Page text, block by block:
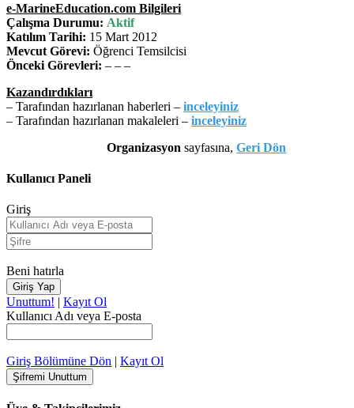
e-MarineEducation.com Bilgileri
Çalışma Durumu: Aktif
Katılım Tarihi: 15 Mart 2012
Mevcut Görevi: Öğrenci Temsilcisi
Önceki Görevleri: – – –
Kazandırdıkları
– Tarafından hazırlanan haberleri – inceleyiniz
– Tarafından hazırlanan makaleleri – inceleyiniz
Organizasyon sayfasına, Geri Dön
Kullanıcı Paneli
Giriş
Beni hatırla
Unuttum! | Kayıt Ol
Kullanıcı Adı veya E-posta
Giriş Bölümüne Dön | Kayıt Ol